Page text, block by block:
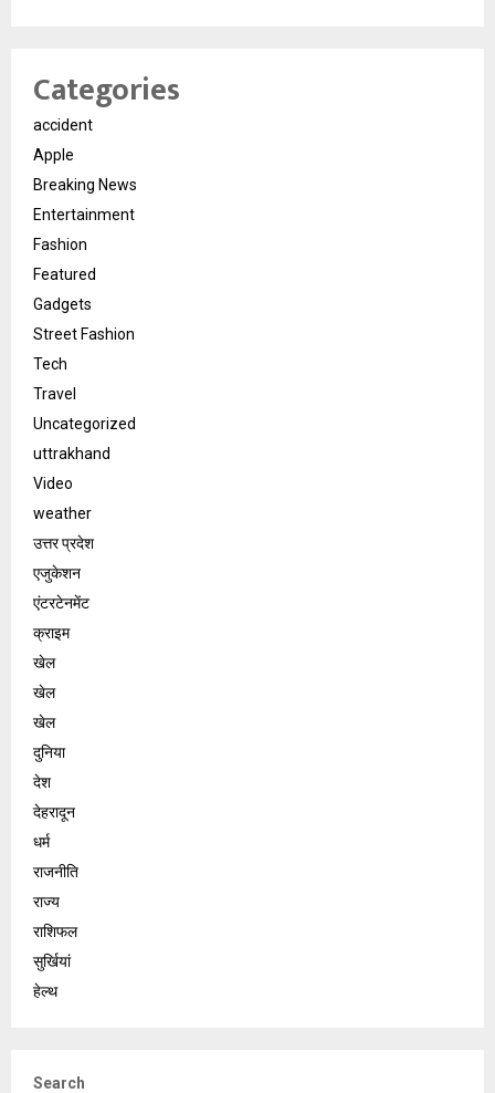
Categories
accident
Apple
Breaking News
Entertainment
Fashion
Featured
Gadgets
Street Fashion
Tech
Travel
Uncategorized
uttrakhand
Video
weather
उत्तर प्रदेश
एजुकेशन
एंटरटेनमेंट
क्राइम
खेल
खेल
खेल
दुनिया
देश
देहरादून
धर्म
राजनीति
राज्य
राशिफल
सुर्खियां
हेल्थ
Search